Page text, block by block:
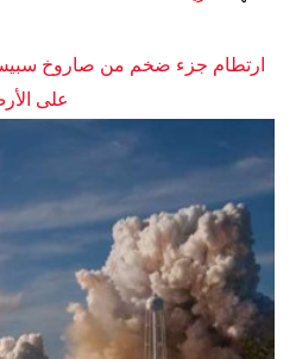
ارتطام جزء ضخم من صاروخ
على